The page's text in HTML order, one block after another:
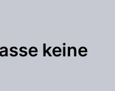
keine